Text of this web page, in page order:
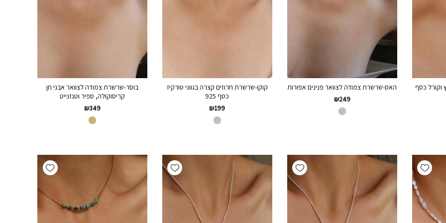
וקורל כסף
האס-שרשרת צמודה לצוואר פנינים אפורות
₪249
קוקו-שרשרת חרוזים קצרה בגווני טורקיז
כסף 925
₪199
בוסר-שרשרת צמודה לצוואר אבני חן
קריסוקולה, ספיר וטנזנייט
₪349
Add wishlist
Add wishlist
Add wishlist
Add wishlist